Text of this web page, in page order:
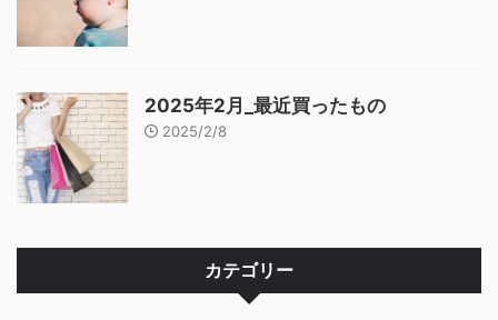
2025年2月_最近買ったもの
2025/2/8
カテゴリー